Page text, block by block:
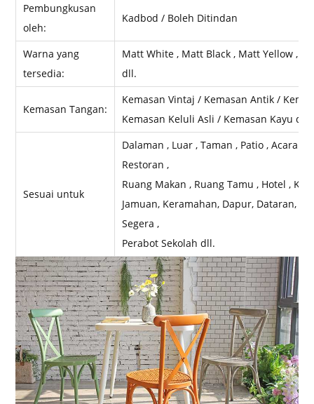
Pembungkusan
oleh:
Kadbod / Boleh Ditindan
Warna yang
tersedia:
Matt White , Matt Black , Matt Yellow ,
dll.
Kemasan Tangan:
Kemasan Vintaj / Kemasan Antik /
Kemasan Keluli Asli / Kemasan Kayu dll.
Sesuai untuk
Dalaman , Luar , Taman , Patio , Acara ,
Restoran ,
Ruang Makan , Ruang Tamu , Hotel ,
Jamuan, Keramahan, Dapur, Dataran,
Segera ,
Perabot Sekolah dll.